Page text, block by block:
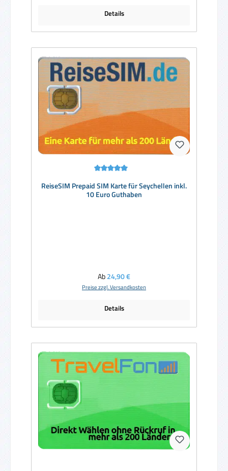
Details
ReiseSIM Prepaid SIM Karte für Seychellen inkl.
10 Euro Guthaben
Regulärer Preis:
Ab24,90 €
Preise zzgl. Versandkosten
Details